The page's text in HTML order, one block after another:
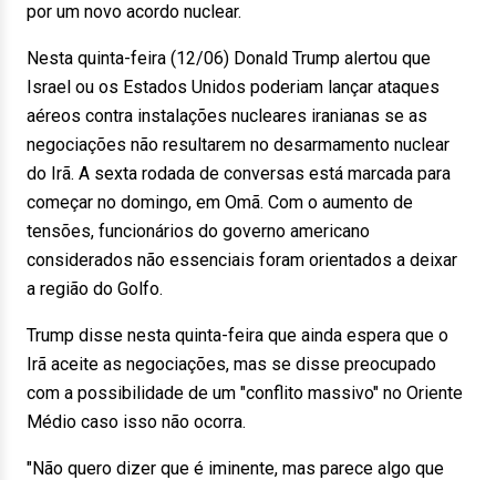
por um novo acordo nuclear.
Nesta quinta-feira (12/06) Donald Trump alertou que
Israel ou os Estados Unidos poderiam lançar ataques
aéreos contra instalações nucleares iranianas se as
negociações não resultarem no desarmamento nuclear
do Irã. A sexta rodada de conversas está marcada para
começar no domingo, em Omã. Com o aumento de
tensões, funcionários do governo americano
considerados não essenciais foram orientados a deixar
a região do Golfo.
Trump disse nesta quinta-feira que ainda espera que o
Irã aceite as negociações, mas se disse preocupado
com a possibilidade de um "conflito massivo" no Oriente
Médio caso isso não ocorra.
"Não quero dizer que é iminente, mas parece algo que